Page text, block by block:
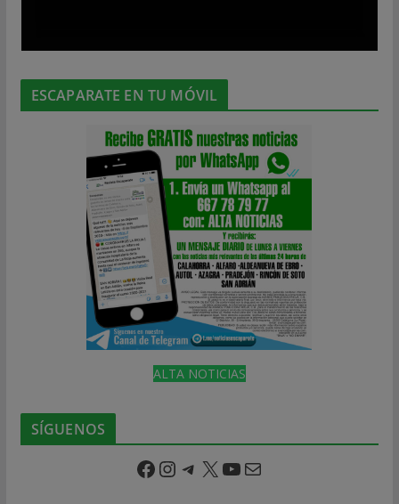
ESCAPARATE EN TU MÓVIL
ALTA NOTICIAS
SÍGUENOS
Facebook Instagram Telegram X YouTube Correo electrónico